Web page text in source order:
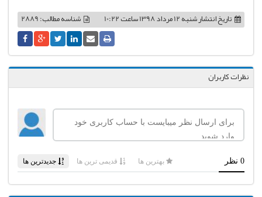
شناسه مطالب: 2889 تاریخ انتشارشنبه 12 مرداد 1398 ساعت 10:22
نظرات کاربران